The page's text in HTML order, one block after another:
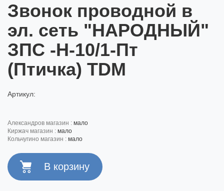
Звонок проводной в
эл. сеть "НАРОДНЫЙ"
ЗПС -Н-10/1-Пт
(Птичка) TDM
Артикул:
александров магазин : мало
киржач магазин : мало
кольчугино магазин : мало